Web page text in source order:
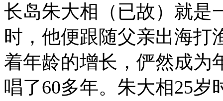
长岛朱大相（已故）就是
时，他便跟随父亲出海打
着年龄的增长，俨然成为
唱了60多年。朱大相25